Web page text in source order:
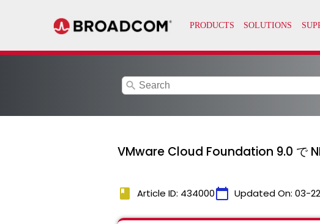
search
VMware Cloud Foundation 9.0 で
book Article ID: 434000calendar_today Updated On: 03-